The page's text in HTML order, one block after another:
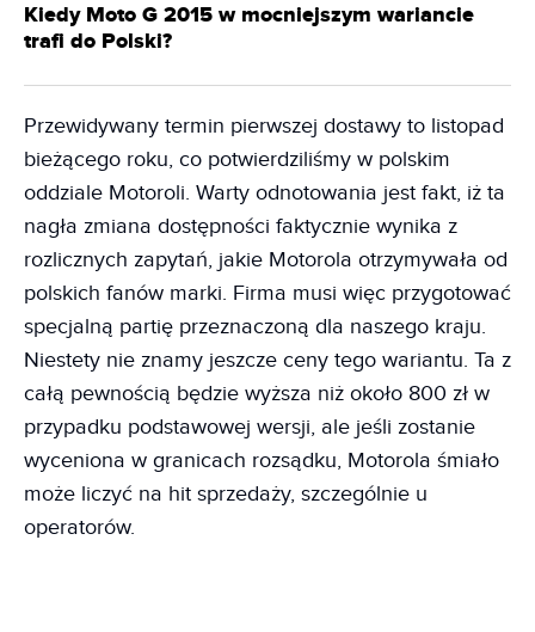
Kiedy Moto G 2015 w mocniejszym wariancie
trafi do Polski?
Przewidywany termin pierwszej dostawy to listopad
bieżącego roku, co potwierdziliśmy w polskim
oddziale Motoroli. Warty odnotowania jest fakt, iż ta
nagła zmiana dostępności faktycznie wynika z
rozlicznych zapytań, jakie Motorola otrzymywała od
polskich fanów marki. Firma musi więc przygotować
specjalną partię przeznaczoną dla naszego kraju.
Niestety nie znamy jeszcze ceny tego wariantu. Ta z
całą pewnością będzie wyższa niż około 800 zł w
przypadku podstawowej wersji, ale jeśli zostanie
wyceniona w granicach rozsądku, Motorola śmiało
może liczyć na hit sprzedaży, szczególnie u
operatorów.